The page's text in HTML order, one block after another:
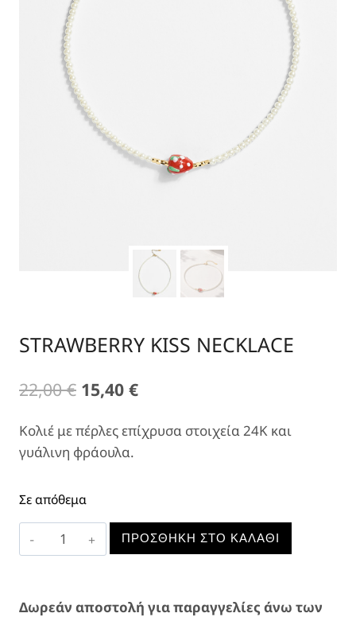
STRAWBERRY KISS NECKLACE
22,00€ Original
was:
15,40 €Η
τιμή
Κολιέ με πέρλες επίχρυσα στοιχεία 24Κ και
γυάλινη φράουλα.
Σε απόθεμα
STRAWBERRY
KISS
ποσότητα
ΠΡΟΣΘΉΚΗ ΣΤΟ ΚΑΛΆΘΙ
Δωρεάν αποστολή για παραγγελίες άνω των